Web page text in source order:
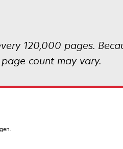
120,000 pages.
count may vary.